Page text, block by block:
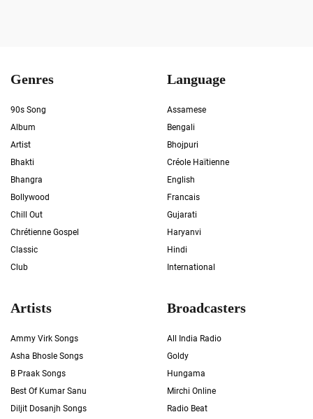
Genres
90s Song
Album
Artist
Bhakti
Bhangra
Bollywood
Chill Out
Chrétienne Gospel
Classic
Club
Language
Assamese
Bengali
Bhojpuri
Créole Haïtienne
English
Francais
Gujarati
Haryanvi
Hindi
International
Artists
Ammy Virk Songs
Asha Bhosle Songs
B Praak Songs
Best Of Kumar Sanu
Diljit Dosanjh Songs
Broadcasters
All India Radio
Goldy
Hungama
Mirchi Online
Radio Beat